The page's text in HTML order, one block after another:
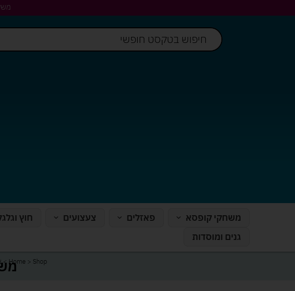
משחקי קופסא פאזלים צעצועים חוץ
גנים ומוסדות
Home > Shop
>